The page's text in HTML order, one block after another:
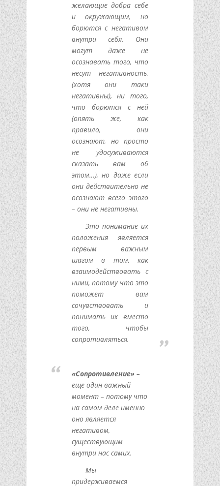
желающие добра себе
и окружающим, но
борются с негативом
внутри себя. Они
могут даже не
осознавать того, что
несут негативность,
(хотя они таки
негативны), ни того,
что борются с ней
(опять же, как
правило, они
осознают, но просто
не удосуживаются
сказать вам об
этом…), но даже если
они действительно не
осознают всего этого
– они не негативны.
Это понимание их
положения является
первым важным
шагом в том, как
взаимодействовать с
ними, потому что это
поможет вам
сочувствовать и
понимать их вместо
того, чтобы
сопротивляться.
«Сопротивление»–
еще один важный
момент – потому что
на самом деле именно
оно является
негативом,
существующим
внутри нас самих.
Мы
придерживаемся